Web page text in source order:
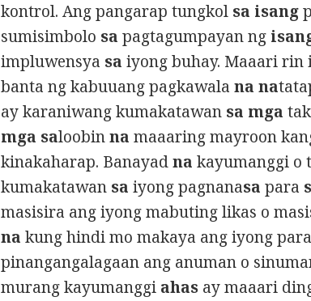
kontrol. Ang pangarap tungkol sa isang
sumisimbolo sa pagtagumpayan ng
impluwensya sa iyong buhay. Maaari rin
banta ng kabuuang pagkawalana na
ay karaniwang kumakatawan sa mga
mga saloobinna maaaring mayroon
kinakaharap. Banayadna kayumanggi o
kumakatawan sa iyong pagnanasa para
masisira ang iyong mabuting likas o
na kung hindi mo makaya ang iyong
pinangangalagaan ang anuman o
murang kayumanggi ahas ay maaari